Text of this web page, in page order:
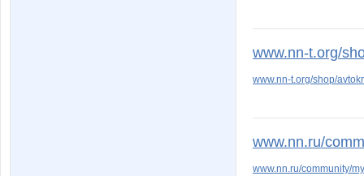
www.nn-t.org/
www.nn-t.org/shop/
www.nn.ru/
www.nn.ru/community/